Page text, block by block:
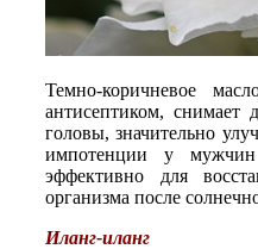
Темно-коричневое
антисептиком, снимает
головы, значительно
импотенции у
эффективно для
организма после
Иланг-иланг